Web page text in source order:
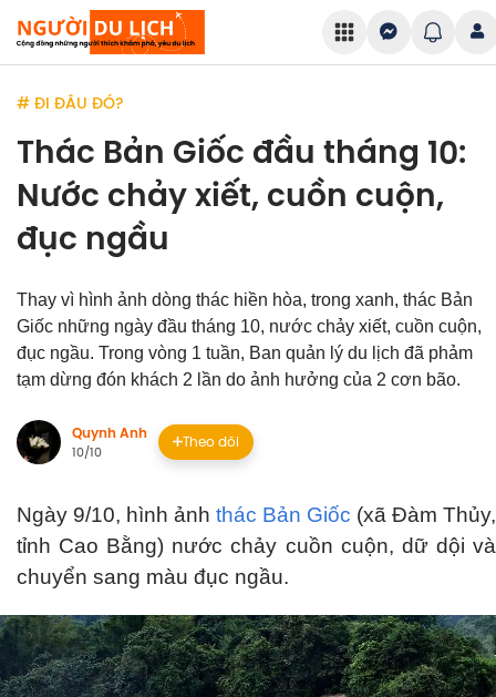
# ĐI ĐÂU ĐÓ?
Thác Bản Giốc đầu tháng 10:
Nước chảy xiết, cuồn cuộn,
đục ngầu
Thay vì hình ảnh dòng thác hiền hòa, trong xanh, thác Bản
Giốc những ngày đầu tháng 10, nước chảy xiết, cuồn cuộn,
đục ngầu. Trong vòng 1 tuần, Ban quản lý du lịch đã phảm
tạm dừng đón khách 2 lần do ảnh hưởng của 2 cơn bão.
Quynh Anh
10/10
Theo dõi
Ngày 9/10, hình ảnh thác Bản Giốc (xã Đàm Thủy,
tỉnh Cao Bằng) nước chảy cuồn cuộn, dữ dội và
chuyển sang màu đục ngầu.